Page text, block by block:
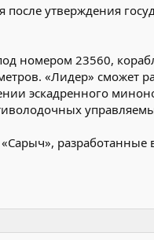
после утверждения
номером 23560,
«Лидер» сможет
эскадренного
разработанные